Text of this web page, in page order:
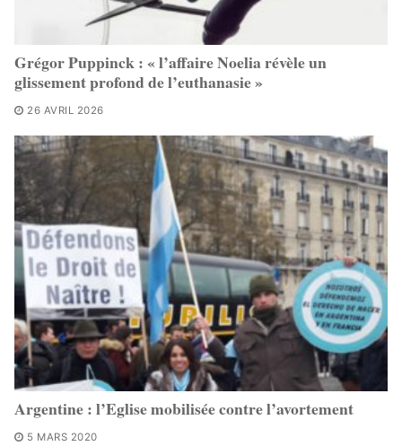
Grégor Puppinck : « l’affaire Noelia révèle un
glissement profond de l’euthanasie »
26 AVRIL 2026
Argentine : l’Eglise mobilisée contre l’avortement
5 MARS 2020